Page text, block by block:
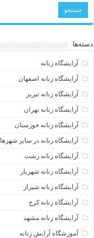
دسته‌ها
آرایشگاه زنانه
آرایشگاه زنانه اصفهان
آرایشگاه زنانه تبریز
آرایشگاه زنانه تهران
آرایشگاه زنانه خوزستان
آرایشگاه زنانه در سایر شهرها
آرایشگاه زنانه رشت
آرایشگاه زنانه شهریار
آرایشگاه زنانه شیراز
آرایشگاه زنانه کرج
آرایشگاه زنانه مشهد
آموزشگاه آرایش زنانه